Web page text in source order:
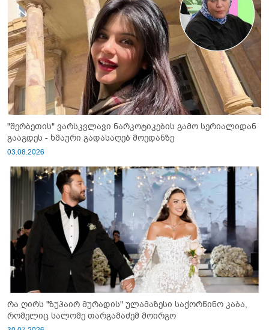
"შერბეთის" ვარსკვლავი ნარკოტიკების გამო სერიალიდან
გააგდეს - ხმაური გადასაღებ მოედანზე
03.08.2026
რა ღირს "ზუჰაირ მურადის" ულამაზესი საქორწინო კაბა,
რომელიც სალომე თარგამაძემ მოირგო